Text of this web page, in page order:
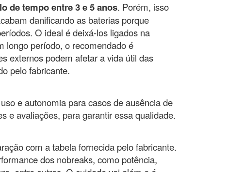
de tempo entre 3 e 5 anos. Porém, isso
danificando as baterias porque
O ideal é deixá-los ligados na
longo período, o recomendado é
externos podem afetar a vida útil das
pelo fabricante.
e autonomia para casos de ausência de
e avaliações, para garantir essa qualidade.
com a tabela fornecida pelo fabricante.
dos nobreaks, como potência,